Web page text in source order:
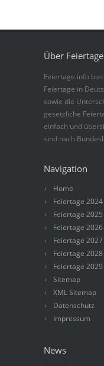
Über
Feiertage.info
Feiertage in
sowie die
gesetzliche
einfach und
sind nach
Navigation
Home
Feiertage 2024
Feiertage 2025
Feiertage 2026
Feiertage 2027
Feiertage 2028
Feiertage 2029
Sitemap
XML Sitemap
Datenschutz
Impressum
News